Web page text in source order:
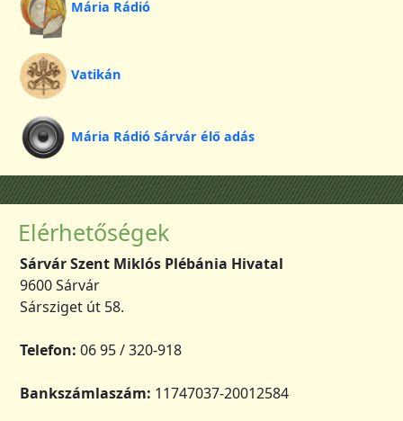
Mária Rádió
Vatikán
Mária Rádió Sárvár élő adás
Elérhetőségek
Sárvár Szent Miklós Plébánia Hivatal
9600 Sárvár
Sársziget út 58.
Telefon: 06 95 / 320-918
Bankszámlaszám: 11747037-20012584